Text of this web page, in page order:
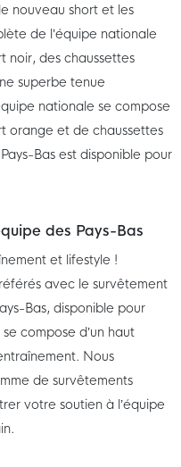
nouveau short et les
de l’équipe nationale
noir, des chaussettes
superbe tenue
nationale se compose
orange et de chaussettes
Bas est disponible pour
des Pays-Bas
et lifestyle !
avec le survêtement
Bas, disponible pour
compose d’un haut
Nous
de survêtements
votre soutien à l’équipe